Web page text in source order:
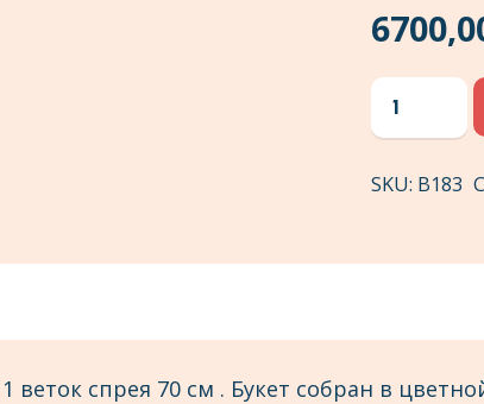
Букет
Алёна
SKU: В183
веток спрея 70 см . Букет собран в